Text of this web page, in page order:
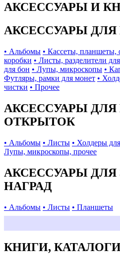
АКСЕССУАРЫ И
АКСЕССУАРЫ
• Альбомы • Кассеты, планшеты,
коробки • Листы, разделители
для бон • Лупы, микроскопы •
Футляры, рамки для монет •
чистки • Прочее
АКСЕССУАРЫ
ОТКРЫТОК
• Альбомы • Листы • Холдеры
Лупы, микроскопы, прочее
АКСЕССУАРЫ ДЛЯ
НАГРАД
• Альбомы • Листы • Планшеты
КНИГИ,